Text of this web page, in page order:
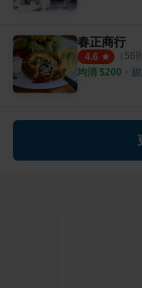
春正商行
4.6 （ 56
均消 $200 ・